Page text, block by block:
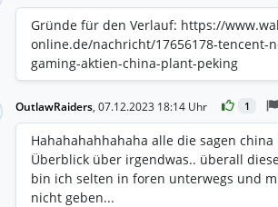
Gründe für den Verlauf: https://
online.de/nachricht/17656178-tencent-
gaming-aktien-china-plant-peking
OutlawRaiders, 07.12.2023 18:14 Uhr 1
Hahahahahhahaha alle die sagen
Überblick über irgendwas.. überall
bin ich selten in foren unterwegs und
nicht geben...